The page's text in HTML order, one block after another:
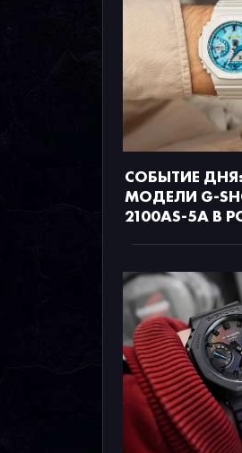
СОБЫТИЕ
МОДЕЛИ G-
2100AS-5A В